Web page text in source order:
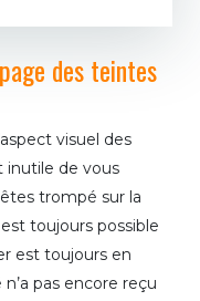
des teintes
visuel des
inutile de vous
trompé sur la
toujours possible
est toujours en
pas encore reçu